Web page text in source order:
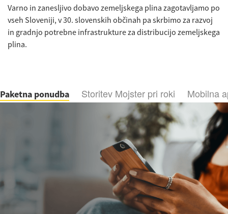
Varno in zanesljivo dobavo zemeljskega plina zagotavljamo po
vseh Sloveniji, v 30. slovenskih občinah pa skrbimo za razvoj
in gradnjo potrebne infrastrukture za distribucijo zemeljskega
plina.
Paketna ponudba Storitev Mojster pri roki Mobilna